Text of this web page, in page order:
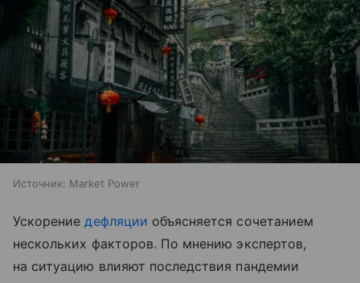
Источник: Market Power
Ускорениедефляции объясняется сочетанием
нескольких факторов. По мнению экспертов,
на ситуацию влияют последствия пандемии